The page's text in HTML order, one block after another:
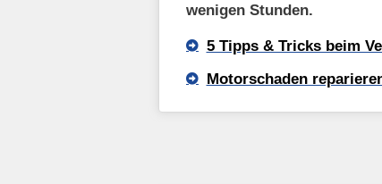
wenigen Stunden.
5 Tipps & Tricks beim
Motorschaden